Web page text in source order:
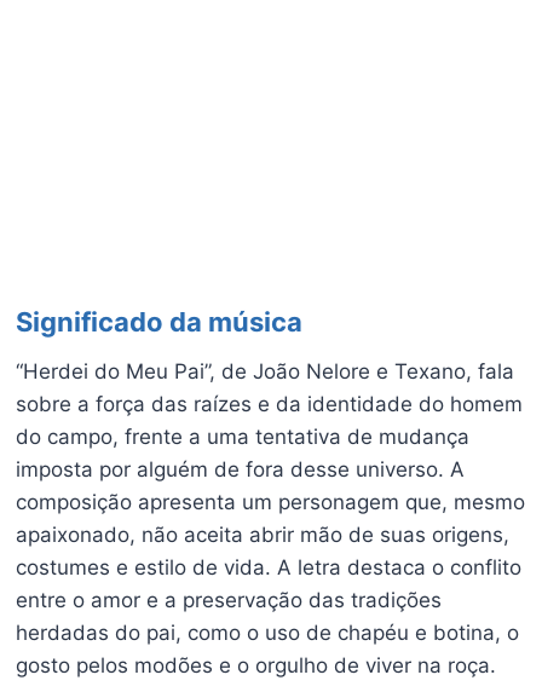
Significado da música
“Herdei do Meu Pai”, de João Nelore e Texano, fala
sobre a força das raízes e da identidade do homem
do campo, frente a uma tentativa de mudança
imposta por alguém de fora desse universo. A
composição apresenta um personagem que, mesmo
apaixonado, não aceita abrir mão de suas origens,
costumes e estilo de vida. A letra destaca o conflito
entre o amor e a preservação das tradições
herdadas do pai, como o uso de chapéu e botina, o
gosto pelos modões e o orgulho de viver na roça.